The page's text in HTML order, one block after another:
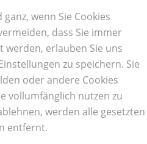
wenn Sie Cookies
dass Sie immer
werden, erlauben Sie uns
zu speichern. Sie
oder andere Cookies
vollumfänglich nutzen zu
werden alle gesetzten
entfernt.